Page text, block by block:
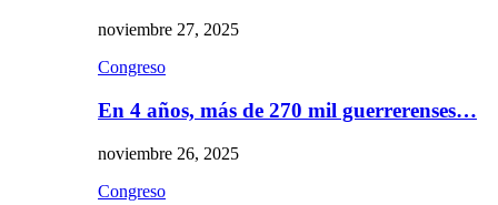
noviembre 27, 2025
Congreso
En 4 años, más de 270 mil guerrerenses…
noviembre 26, 2025
Congreso